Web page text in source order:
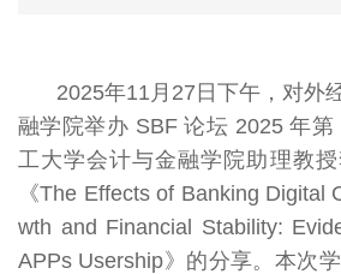
2025年11月27日下午，对外
融学院举办 SBF 论坛 2025 年
工大学会计与金融学院助理教
《The Effects of Banking Digital
wth and Financial Stability:
APPs Usership》的分享。本次